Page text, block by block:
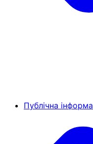
Публічна